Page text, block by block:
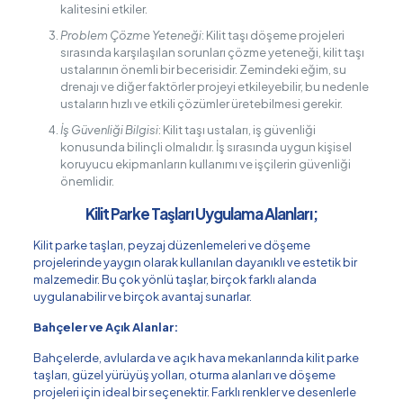
kalitesini etkiler.
Problem Çözme Yeteneği: Kilit taşı döşeme projeleri
sırasında karşılaşılan sorunları çözme yeteneği, kilit taşı
ustalarının önemli bir becerisidir. Zemindeki eğim, su
drenajı ve diğer faktörler projeyi etkileyebilir, bu nedenle
ustaların hızlı ve etkili çözümler üretebilmesi gerekir.
İş Güvenliği Bilgisi: Kilit taşı ustaları, iş güvenliği
konusunda bilinçli olmalıdır. İş sırasında uygun kişisel
koruyucu ekipmanların kullanımı ve işçilerin güvenliği
önemlidir.
Kilit Parke Taşları Uygulama Alanları;
Kilit parke taşları, peyzaj düzenlemeleri ve döşeme
projelerinde yaygın olarak kullanılan dayanıklı ve estetik bir
malzemedir. Bu çok yönlü taşlar, birçok farklı alanda
uygulanabilir ve birçok avantaj sunarlar.
Bahçeler ve Açık Alanlar:
Bahçelerde, avlularda ve açık hava mekanlarında kilit parke
taşları, güzel yürüyüş yolları, oturma alanları ve döşeme
projeleri için ideal bir seçenektir. Farklı renkler ve desenlerle